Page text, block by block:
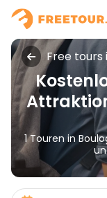
Free tours
1 Touren in